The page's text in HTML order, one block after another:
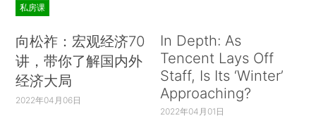
私房课
向松祚：宏观经济70
讲，带你了解国内外
经济大局
2022年04月06日
In Depth: As
Tencent Lays Off
Staff, Is Its ‘Winter’
Approaching?
2022年04月01日